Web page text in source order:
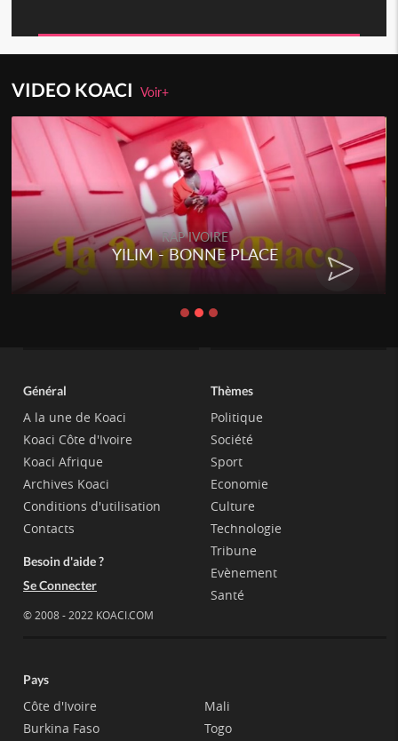
VIDEO KOACIVoir+
RAP IVOIRE
YILIM - BONNE PLACE
Général
A la une de Koaci
Koaci Côte d'Ivoire
Koaci Afrique
Archives Koaci
Conditions d'utilisation
Contacts
Besoin d'aide ?
Se Connecter
© 2008 - 2022 KOACI.COM
Thèmes
Politique
Société
Sport
Economie
Culture
Technologie
Tribune
Evènement
Santé
Pays
Côte d'Ivoire
Burkina Faso
Mali
Togo